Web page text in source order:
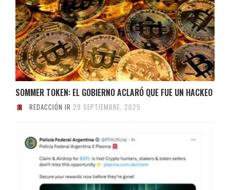
SOMMER TOKEN: EL GOBIERNO ACLARÓ QUE FUE UN HACKEO
REDACCIÓN IR 29 SEPTIEMBRE, 2025